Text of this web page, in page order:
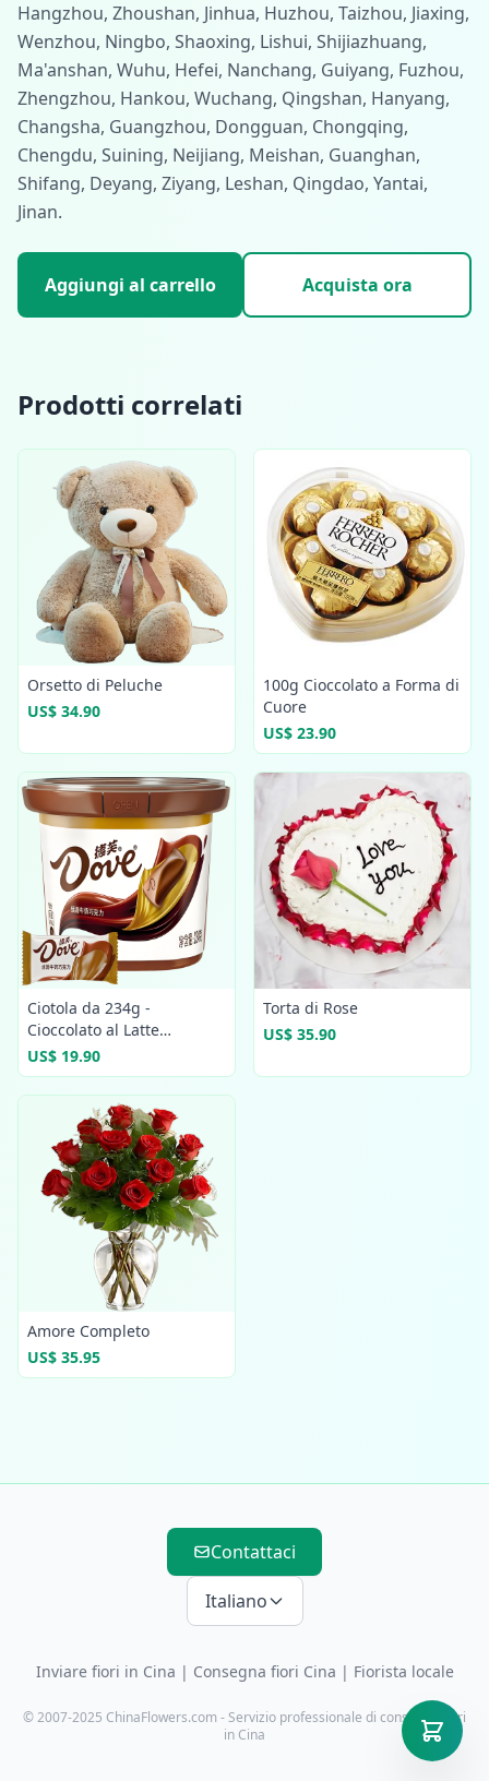
Hangzhou, Zhoushan, Jinhua, Huzhou, Taizhou, Jiaxing,
Wenzhou, Ningbo, Shaoxing, Lishui, Shijiazhuang,
Ma'anshan, Wuhu, Hefei, Nanchang, Guiyang, Fuzhou,
Zhengzhou, Hankou, Wuchang, Qingshan, Hanyang,
Changsha, Guangzhou, Dongguan, Chongqing,
Chengdu, Suining, Neijiang, Meishan, Guanghan,
Shifang, Deyang, Ziyang, Leshan, Qingdao, Yantai,
Jinan.
Aggiungi al carrello Acquista ora
Prodotti correlati
Orsetto di Peluche
US$ 34.90
100g Cioccolato a Forma di
Cuore
US$ 23.90
Ciotola da 234g -
Cioccolato al Latte
Confezionato
US$ 19.90
Torta di Rose
US$ 35.90
Amore Completo
US$ 35.95
Contattaci
Italiano
Inviare fiori in Cina | Consegna fiori Cina | Fiorista locale
© 2007-2025 ChinaFlowers.com - Servizio professionale di consegna fiori
in Cina